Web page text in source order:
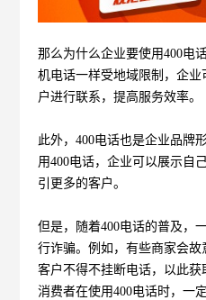
那么为什么企业要使用400电
机电话一样受地域限制，企
户进行联系，提高服务效率。
此外，400电话也是企业品牌
用400电话，企业可以展示自
引更多的客户。
但是，随着400电话的普及，
行诈骗。例如，有些商家会
客户不得不挂断电话，以此获
消费者在使用400电话时，一